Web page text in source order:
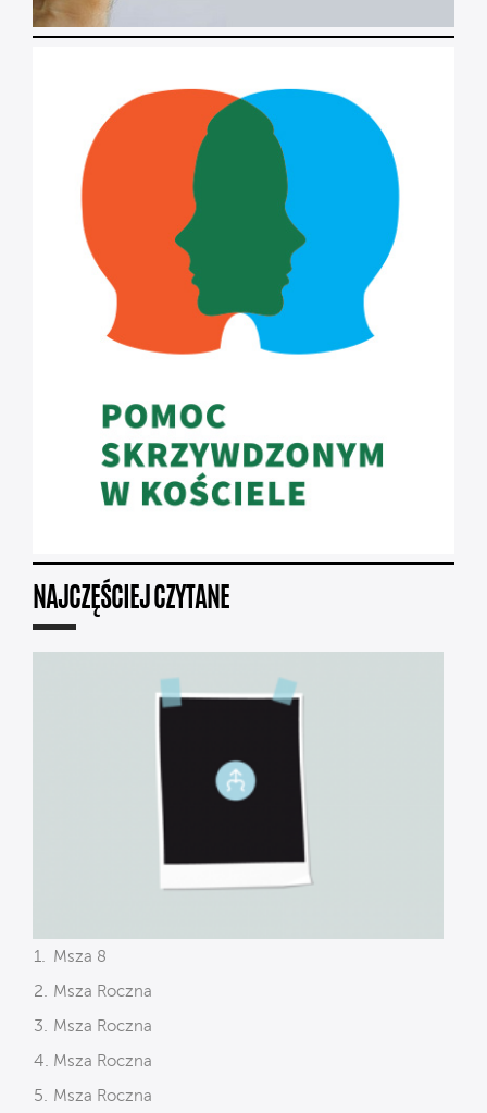
NAJCZĘŚCIEJ CZYTANE
Msza 8
Msza Roczna
Msza Roczna
Msza Roczna
Msza Roczna